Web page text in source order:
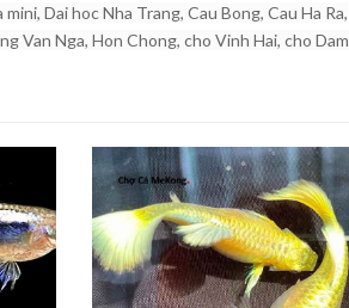
Dai hoc Nha Trang, Cau Bong, Cau Ha Ra,
Van Nga, Hon Chong, cho Vinh Hai, cho Dam